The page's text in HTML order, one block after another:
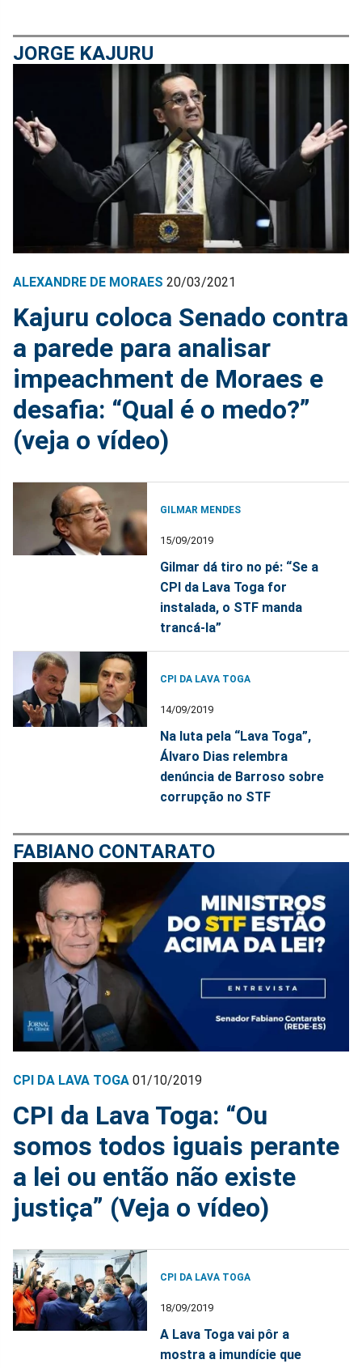
JORGE KAJURU
ALEXANDRE DE MORAES 20/03/2021
Kajuru coloca Senado contra
a parede para analisar
impeachment de Moraes e
desafia: “Qual é o medo?”
(veja o vídeo)
GILMAR MENDES
15/09/2019
Gilmar dá tiro no pé: “Se a
CPI da Lava Toga for
instalada, o STF manda
trancá-la”
CPI DA LAVA TOGA
14/09/2019
Na luta pela “Lava Toga”,
Álvaro Dias relembra
denúncia de Barroso sobre
corrupção no STF
FABIANO CONTARATO
CPI DA LAVA TOGA 01/10/2019
CPI da Lava Toga: “Ou
somos todos iguais perante
a lei ou então não existe
justiça” (Veja o vídeo)
CPI DA LAVA TOGA
18/09/2019
A Lava Toga vai pôr a
mostra a imundície que